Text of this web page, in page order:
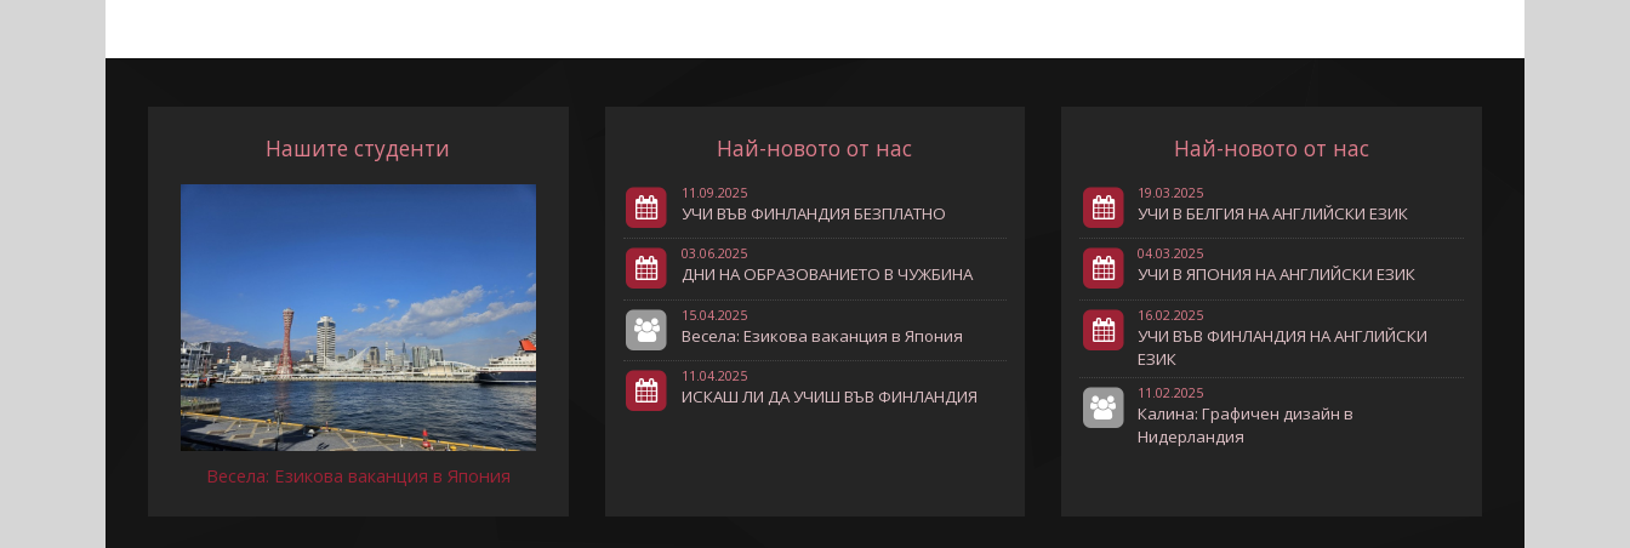
Нашите студенти
Весела: Езикова ваканция в Япония
Най-новото от нас
11.09.2025
УЧИ ВЪВ ФИНЛАНДИЯ БЕЗПЛАТНО
03.06.2025
ДНИ НА ОБРАЗОВАНИЕТО В ЧУЖБИНА
15.04.2025
Весела: Езикова ваканция в Япония
11.04.2025
ИСКАШ ЛИ ДА УЧИШ ВЪВ ФИНЛАНДИЯ
Най-новото от нас
19.03.2025
УЧИ В БЕЛГИЯ НА АНГЛИЙСКИ ЕЗИК
04.03.2025
УЧИ В ЯПОНИЯ НА АНГЛИЙСКИ ЕЗИК
16.02.2025
УЧИ ВЪВ ФИНЛАНДИЯ НА АНГЛИЙСКИ
ЕЗИК
11.02.2025
Калина: Графичен дизайн в
Нидерландия